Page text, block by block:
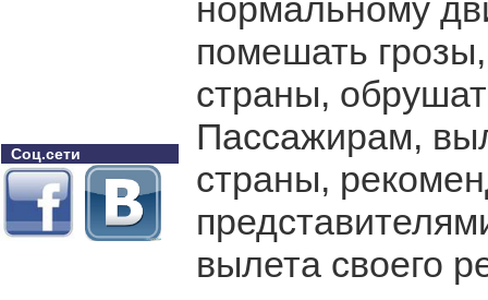
Соц.сети
нормальному
помешать
страны,
Пассажирам,
страны,
вылета своего